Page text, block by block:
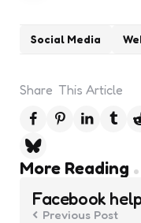
Social Media
Share This Article
More Reading
Post
navigation
Facebook
Previous Post